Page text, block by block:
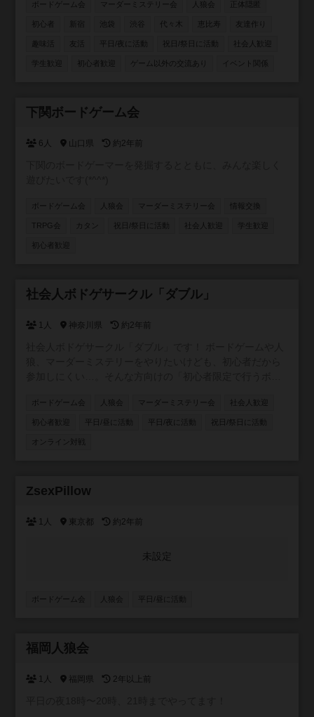
を作りたい ・とにかく体を動かしたい ・仕事と無関係の人
と話したい 主な年齢層は20~30代。男女比は6：4 ■お断り
て嫌な思いをした事があります。 上記目的の方は来ないで
絡下さい。 ≪ボードゲーム≫ 都内でボードゲームをやりま
ーム・ゲームソフト・持ち込み大歓迎です！
ボードゲーム会 マーダーミステリー会 人狼会 正体隠匿
初心者 新宿 池袋 渋谷 代々木 恵比寿 友達作り
趣味活 友活 平日/夜に活動 祝日/祭日に活動 社会人歓迎
学生歓迎 初心者歓迎 ゲーム以外の交流あり イベント関係
下関ボードゲーム会
6人 山口県 約2年前
ボードゲーム会 人狼会 マーダーミステリー会 情報交換
TRPG会 カタン 祝日/祭日に活動 社会人歓迎 学生歓迎
初心者歓迎
社会人ボドゲサークル「ダブル」
1人 神奈川県 約2年前
ミス会、オンラインでの開催も予定しています！ 開催場所
は横浜・川崎のレンタルスペース、参加メンバーにより都
ーミステリーの初心者によるサークルです。経験者で中
ームに興味があるけどルールに不安がある。既存のサーク
ボードゲーム会 人狼会 マーダーミステリー会 社会人歓迎
初心者歓迎 平日/昼に活動 平日/夜に活動 祝日/祭日に活動
オンライン対戦
ZsexPillow
1人 東京都 約2年前
未設定
ボードゲーム会 人狼会 平日/昼に活動
福岡人狼会
1人 福岡県 2年以上前